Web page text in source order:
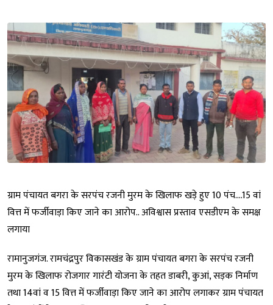
ग्राम पंचायत बगरा के सरपंच रजनी मुरम के खिलाफ खड़े हुए 10 पंच….15 वां
वित्त में फर्जीवाड़ा किए जाने का आरोप.. अविश्वास प्रस्ताव एसडीएम के समक्ष
लगाया
रामानुजगंज. रामचंद्रपुर विकासखंड के ग्राम पंचायत बगरा के सरपंच रजनी
मुरम के खिलाफ रोजगार गारंटी योजना के तहत डाबरी, कुआं, सड़क निर्माण
तथा 14वां व 15 वित्त में फर्जीवाड़ा किए जाने का आरोप लगाकर ग्राम पंचायत